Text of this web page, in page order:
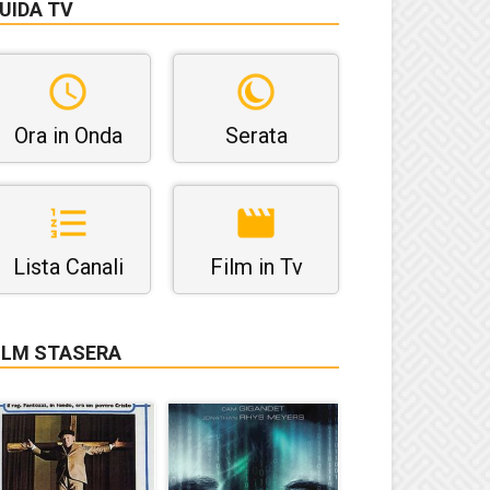
TV
Ora in Onda Serata
Lista Canali Film in Tv
STASERA